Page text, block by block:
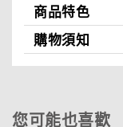
商品特色
購物須知
您可能也喜歡